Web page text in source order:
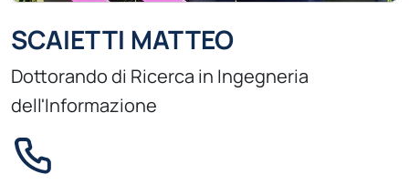
SCAIETTI MATTEO
Dottorando di Ricerca in Ingegneria
dell'Informazione